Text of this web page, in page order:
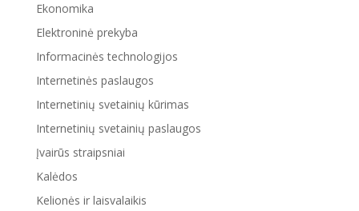
Ekonomika
Elektroninė prekyba
Informacinės technologijos
Internetinės paslaugos
Internetinių svetainių kūrimas
Internetinių svetainių paslaugos
Įvairūs straipsniai
Kalėdos
Kelionės ir laisvalaikis